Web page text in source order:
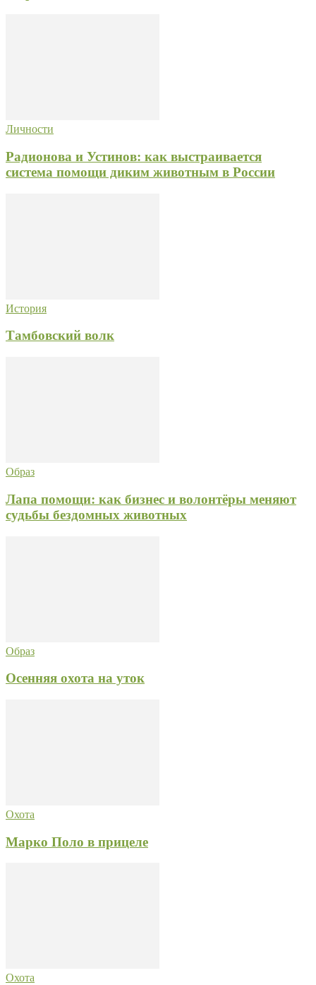
Личности
Радионова и Устинов: как выстраивается
система помощи диким животным в России
История
Тамбовский волк
Образ
Лапа помощи: как бизнес и волонтёры меняют
судьбы бездомных животных
Образ
Осенняя охота на уток
Охота
Марко Поло в прицеле
Охота